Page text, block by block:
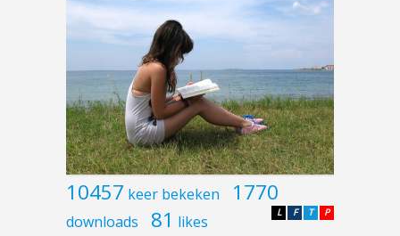
10457 keer bekeken 1770
downloads 81 likes P
T
F
L